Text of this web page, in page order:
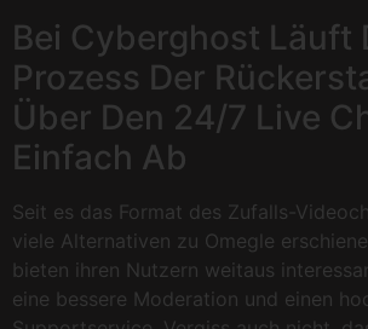
Bei Cyberghost Läuft
Prozess Der
Über Den 24/7 Live
Einfach Ab
Seit es das Format des Zufalls-
viele Alternativen zu Omegle
bieten ihren Nutzern weitaus
eine bessere Moderation und einen